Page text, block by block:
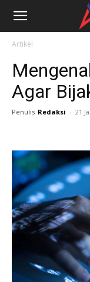
Artikel
Agar
Penulis Redaksi - 21